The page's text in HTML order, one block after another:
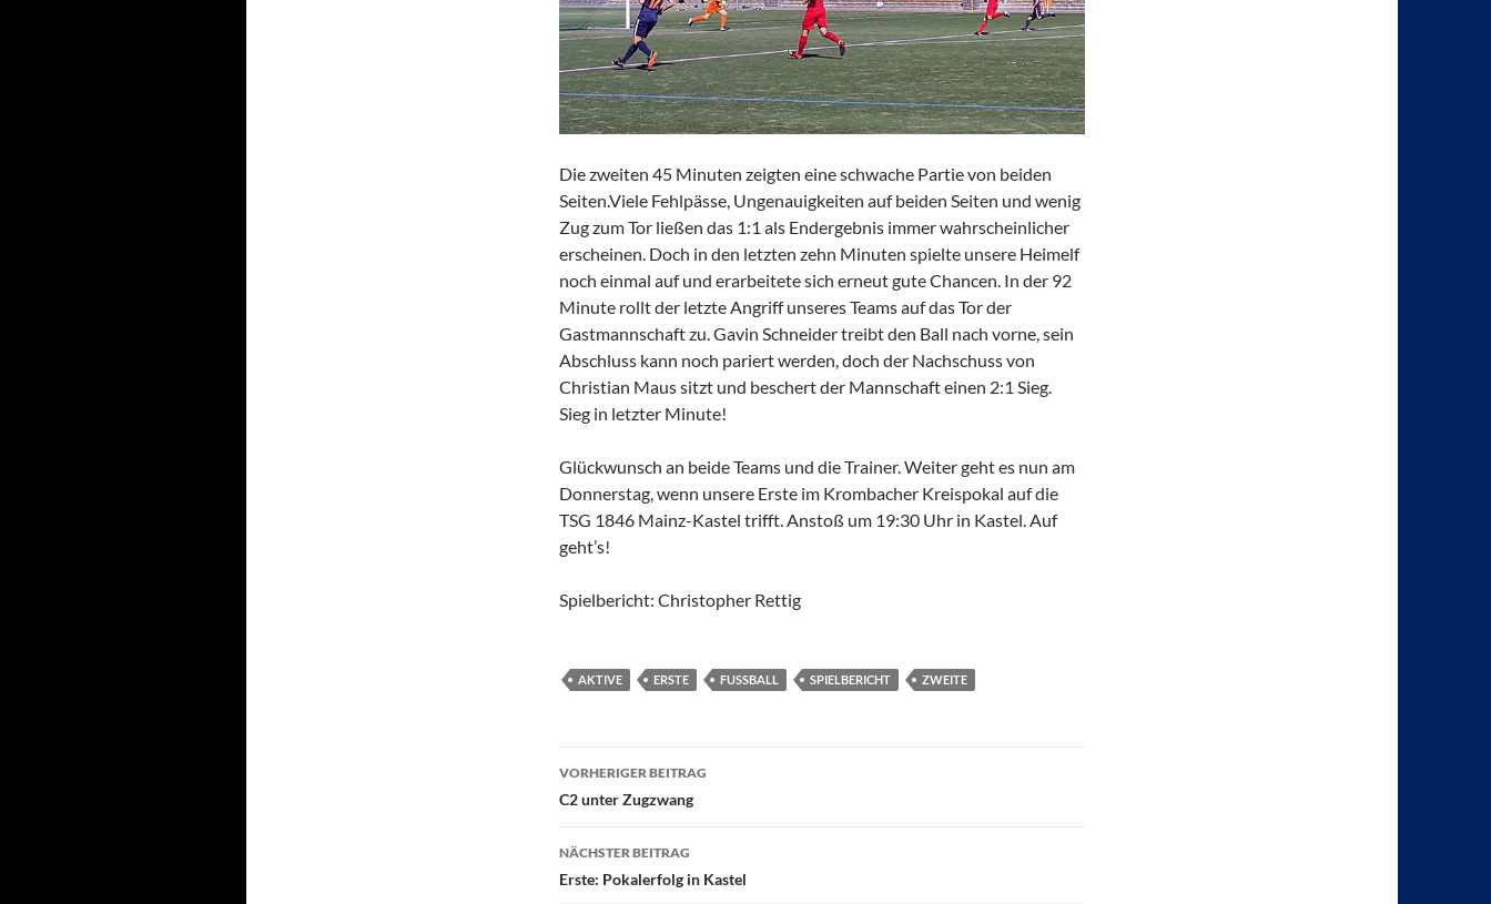
Die zweiten 45 Minuten zeigten eine schwache Partie von beiden
Seiten.Viele Fehlpässe, Ungenauigkeiten auf beiden Seiten und wenig
Zug zum Tor ließen das 1:1 als Endergebnis immer wahrscheinlicher
erscheinen. Doch in den letzten zehn Minuten spielte unsere Heimelf
noch einmal auf und erarbeitete sich erneut gute Chancen. In der 92
Minute rollt der letzte Angriff unseres Teams auf das Tor der
Gastmannschaft zu. Gavin Schneider treibt den Ball nach vorne, sein
Abschluss kann noch pariert werden, doch der Nachschuss von
Christian Maus sitzt und beschert der Mannschaft einen 2:1 Sieg.
Sieg in letzter Minute!
Glückwunsch an beide Teams und die Trainer. Weiter geht es nun am
Donnerstag, wenn unsere Erste im Krombacher Kreispokal auf die
TSG 1846 Mainz-Kastel trifft. Anstoß um 19:30 Uhr in Kastel. Auf
geht’s!
Spielbericht: Christopher Rettig
AKTIVE ERSTE FUSSBALL SPIELBERICHT ZWEITE
Beitragsnavigation
VORHERIGER BEITRAG
C2 unter Zugzwang
NÄCHSTER BEITRAG
Erste: Pokalerfolg in Kastel